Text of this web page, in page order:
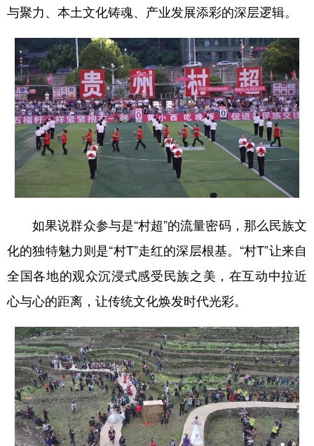
四川 贵州 云南 西藏
陕西 甘肃 青海 宁夏
新疆 内蒙古 黑龙江
多语种频道
English Español Français عربى
Русский язык 日本語 한국어
与聚力、本土文化铸魂、产业发展添彩的深层逻辑。
如果说群众参与是“村超”的流量密码，那么民族文
化的独特魅力则是“村T”走红的深层根基。“村T”让来自
全国各地的观众沉浸式感受民族之美，在互动中拉近
心与心的距离，让传统文化焕发时代光彩。